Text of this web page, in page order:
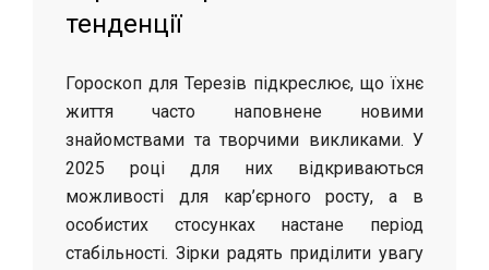
тенденції
Гороскоп для Терезів підкреслює, що їхнє
життя часто наповнене новими
знайомствами та творчими викликами. У
2025 році для них відкриваються
можливості для кар’єрного росту, а в
особистих стосунках настане період
стабільності. Зірки радять приділити увагу